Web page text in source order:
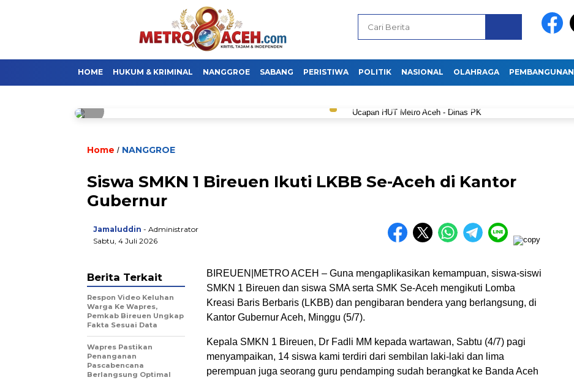
HOME HUKUM & KRIMINAL NANGGROE SABANG PERISTIWA POLITIK NASIONAL OLAHRAGA PEMBANGUNAN
Home / NANGGROE
Siswa SMKN 1 Bireuen Ikuti LKBB Se-Aceh di Kantor
Gubernur
Jamaluddin - Administrator
Sabtu, 4 Juli 2026
BIREUEN|METRO ACEH – Guna mengaplikasikan kemampuan, siswa-siswi
SMKN 1 Bireuen dan siswa SMA serta SMK Se-Aceh mengikuti Lomba
Kreasi Baris Berbaris (LKBB) dan pengibaran bendera yang berlangsung, di
Kantor Gubernur Aceh, Minggu (5/7).
Kepala SMKN 1 Bireuen, Dr Fadli MM kepada wartawan, Sabtu (4/7) pagi
menyampaikan, 14 siswa kami terdiri dari sembilan laki-laki dan lima
perempuan juga seorang guru pendamping sudah berangkat ke Banda Aceh
Berita Terkait
Respon Video Keluhan
Warga Ke Wapres,
Pemkab Bireuen Ungkap
Fakta Sesuai Data
Wapres Pastikan
Penanganan
Pascabencana
Berlangsung Optimal